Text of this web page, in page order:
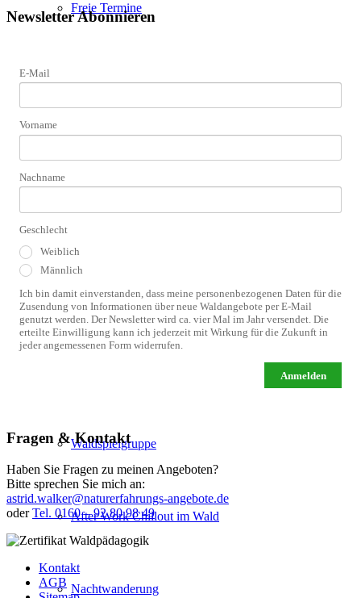
Freie Termine
Anfrage Kindergeburtstag
Ferienangebot Schnitzen im Wald
Ferienabenteuer für Kindergruppen im Wald
Waldspielgruppe
After Work Chillout im Wald
Nachtwanderung
Newsletter Abonnieren
E-Mail
Vorname
Nachname
Geschlecht
Weiblich
Männlich
Ich bin damit einverstanden, dass meine personenbezogenen Daten für die
Zusendung von Informationen über neue Waldangebote per E-Mail
genutzt werden. Der Newsletter wird ca. vier Mal im Jahr versendet. Die
erteilte Einwilligung kann ich jederzeit mit Wirkung für die Zukunft in
jeder angemessenen Form widerrufen.
Anmelden
Fragen & Kontakt
Haben Sie Fragen zu meinen Angeboten?
Bitte sprechen Sie mich an:
astrid.walker@naturerfahrungs-angebote.de
oderTel. 0160 – 92 80 98 49
Kontakt
AGB